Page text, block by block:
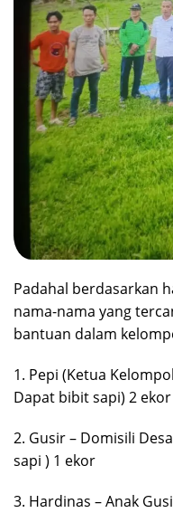
Padahal berdasarkan
nama-nama yang
bantuan dalam
1. Pepi (Ketua
Dapat bibit sapi) 2 ekor
2. Gusir – Domisili
sapi ) 1 ekor
3. Hardinas –